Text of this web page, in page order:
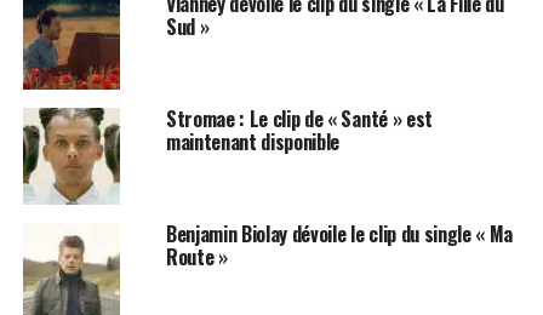
Sud »
Stromae : Le clip de « Santé » est
maintenant disponible
Benjamin Biolay dévoile le clip du single « Ma
Route »